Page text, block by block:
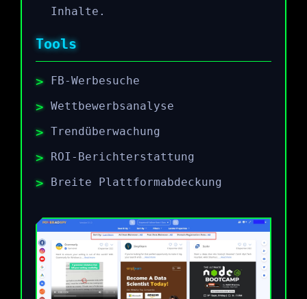
Inhalte.
Tools
FB-Werbesuche
Wettbewerbsanalyse
Trendüberwachung
ROI-Berichterstattung
Breite Plattformabdeckung